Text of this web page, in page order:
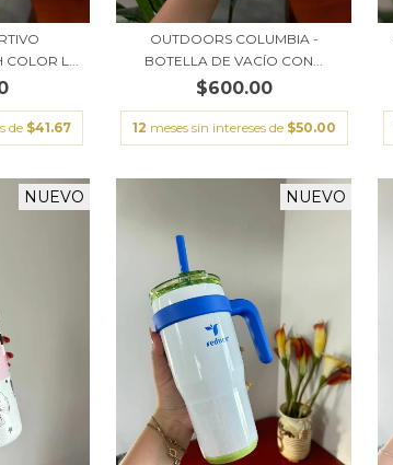
COLOR L...
de $41.67
OUTDOORS COLUMBIA -
BOTELLA DE VACÍO CON...
$600.00
12 meses sin intereses de $50.00
NUEVO NUEVO